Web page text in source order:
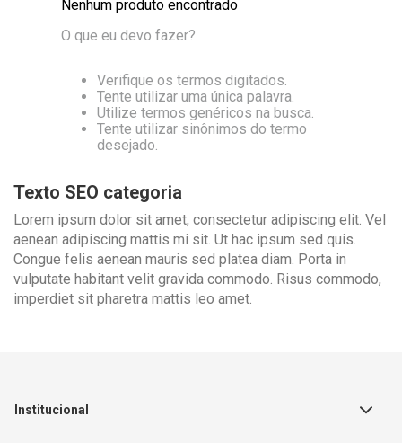
Nenhum produto encontrado
O que eu devo fazer?
Verifique os termos digitados.
Tente utilizar uma única palavra.
Utilize termos genéricos na busca.
Tente utilizar sinônimos do termo
desejado.
Texto SEO categoria
Lorem ipsum dolor sit amet, consectetur adipiscing elit. Vel
aenean adipiscing mattis mi sit. Ut hac ipsum sed quis.
Congue felis aenean mauris sed platea diam. Porta in
vulputate habitant velit gravida commodo. Risus commodo,
imperdiet sit pharetra mattis leo amet.
Institucional